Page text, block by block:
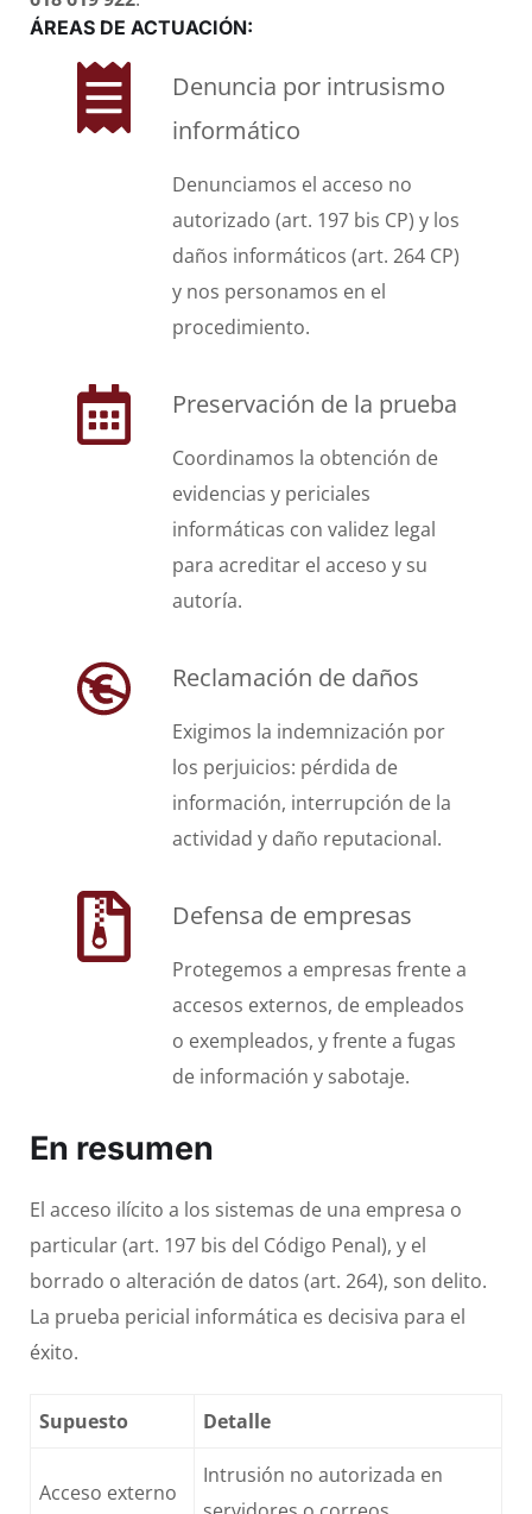
ÁREAS DE ACTUACIÓN:
Denuncia por intrusismo
informático
Denunciamos el acceso no
autorizado (art. 197 bis CP) y los
daños informáticos (art. 264 CP)
y nos personamos en el
procedimiento.
Preservación de la prueba
Coordinamos la obtención de
evidencias y periciales
informáticas con validez legal
para acreditar el acceso y su
autoría.
Reclamación de daños
Exigimos la indemnización por
los perjuicios: pérdida de
información, interrupción de la
actividad y daño reputacional.
Defensa de empresas
Protegemos a empresas frente a
accesos externos, de empleados
o exempleados, y frente a fugas
de información y sabotaje.
En resumen
El acceso ilícito a los sistemas de una empresa o
particular (art. 197 bis del Código Penal), y el
borrado o alteración de datos (art. 264), son delito.
La prueba pericial informática es decisiva para el
éxito.
Supuesto Detalle
Acceso externo
Intrusión no autorizada en